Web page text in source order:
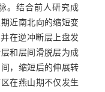
。结合前人研究成
近南北向的缩短变
在逆冲断层上盘发
和层间滑脱层为成
，缩短后的伸展转
在燕山期不仅发生